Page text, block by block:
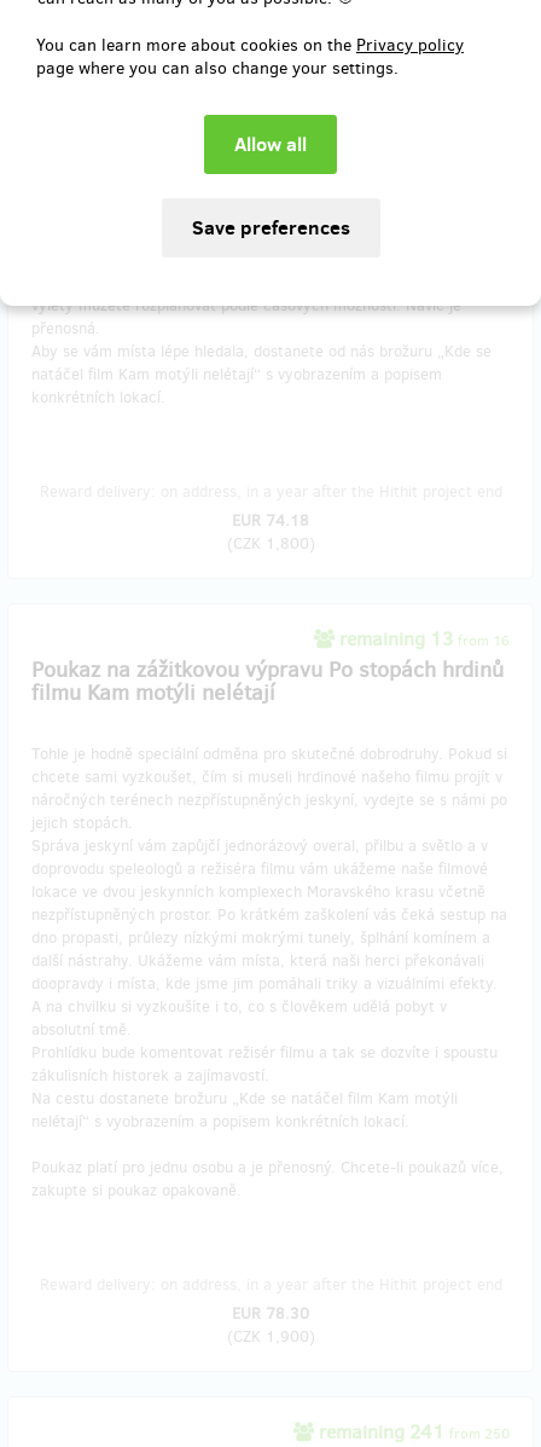
You can learn more about cookies on the Privacy policy
page where you can also change your settings.
remaining 20
dospělé a 2 děti do 15 let) si můžete prohlédnout 4 zpřístupněné
výlety můžete rozplánovat podle časových možností. Navíc je
přenosná.
Aby se vám místa lépe hledala, dostanete od nás brožuru „Kde se
natáčel film Kam motýli nelétají“ s vyobrazením a popisem
konkrétních lokací.
EUR 74.18
(CZK 1,800)
remaining 13 from 16
Poukaz na zážitkovou výpravu Po stopách hrdinů
filmu Kam motýli nelétají
Tohle je hodně speciální odměna pro skutečné dobrodruhy. Pokud si
chcete sami vyzkoušet, čím si museli hrdinové našeho filmu projít v
náročných terénech nezpřístupněných jeskyní, vydejte se s námi po
jejich stopách.
Správa jeskyní vám zapůjčí jednorázový overal, přilbu a světlo a v
doprovodu speleologů a režiséra filmu vám ukážeme naše filmové
lokace ve dvou jeskynních komplexech Moravského krasu včetně
nezpřístupněných prostor. Po krátkém zaškolení vás čeká sestup na
dno propasti, průlezy nízkými mokrými tunely, šplhání komínem a
další nástrahy. Ukážeme vám místa, která naši herci překonávali
doopravdy i místa, kde jsme jim pomáhali triky a vizuálními efekty.
A na chvilku si vyzkoušíte i to, co s člověkem udělá pobyt v
absolutní tmě.
Prohlídku bude komentovat režisér filmu a tak se dozvíte i spoustu
zákulisních historek a zajímavostí.
Na cestu dostanete brožuru „Kde se natáčel film Kam motýli
nelétají“ s vyobrazením a popisem konkrétních lokací.
Poukaz platí pro jednu osobu a je přenosný. Chcete-li poukazů více,
zakupte si poukaz opakovaně.
EUR 78.30
(CZK 1,900)
remaining 241 from 250